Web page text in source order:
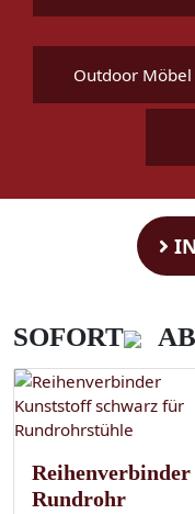
Outdoor Möbel
SOFORT
Reihenverbinder
Rundrohr